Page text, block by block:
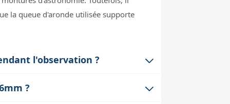
la queue d'aronde utilisée supporte
l'observation ?
?